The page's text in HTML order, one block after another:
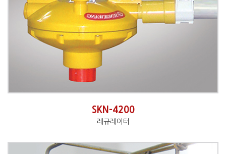
SKN-4200
레규레이터